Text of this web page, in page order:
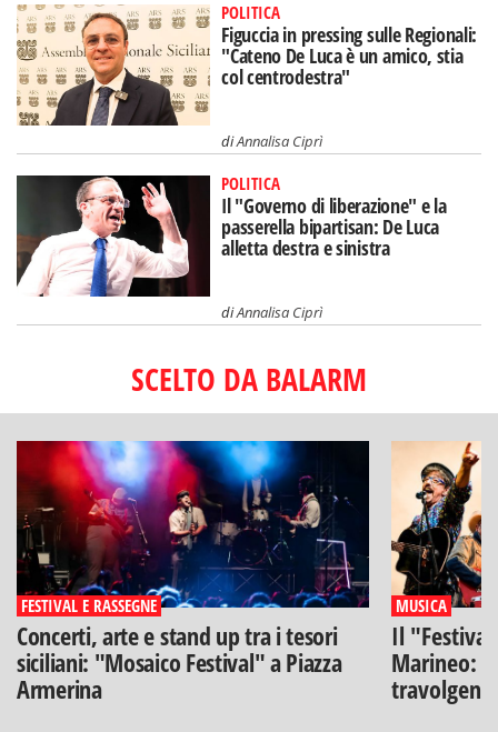
POLITICA
Figuccia in pressing sulle Regionali:
"Cateno De Luca è un amico, stia
col centrodestra"
diAnnalisa Ciprì
POLITICA
Il "Governo di liberazione" e la
passerella bipartisan: De Luca
alletta destra e sinistra
diAnnalisa Ciprì
SCELTO DA BALARM
FESTIVAL E RASSEGNE
Concerti, arte e stand up tra i tesori
siciliani: "Mosaico Festival" a Piazza
Armerina
MUSICA
Il
Marineo: